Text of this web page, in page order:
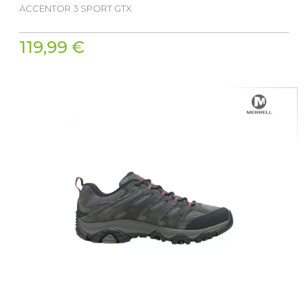
ACCENTOR 3 SPORT GTX
119,99 €